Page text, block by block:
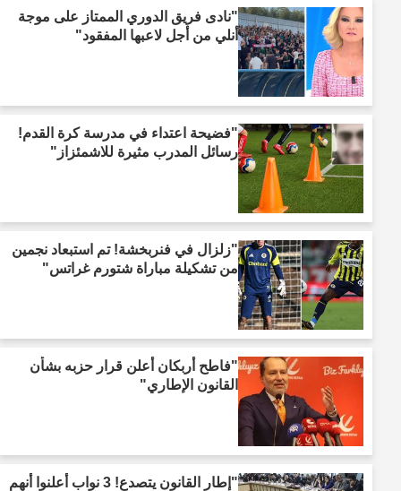
"نادى فريق الدوري الممتاز على موجة
أنلي من أجل لاعبها المفقود"
"فضيحة اعتداء في مدرسة كرة القدم!
رسائل المدرب مثيرة للاشمئزاز"
"زلزال في فنربخشة! تم استبعاد نجمين
من تشكيلة مباراة شتورم غراتس"
"فاطح أربكان أعلن قرار حزبه بشأن
القانون الإطاري"
"إطار القانون يتصدع! 3 نواب أعلنوا أنهم